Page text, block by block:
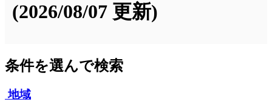
(2026/08/07 更新)
条件を選んで検索
地域